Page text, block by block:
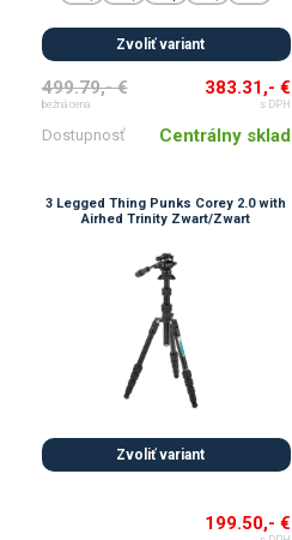
Zvoliť variant
499.79,- €
bežná cena
383.31,- €
s DPH
Dostupnosť Centrálny sklad
3 Legged Thing Punks Corey 2.0 with
Airhed Trinity Zwart/Zwart
Zvoliť variant
199.50,- €